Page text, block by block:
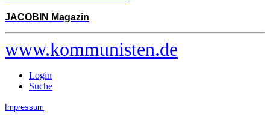
JACOBIN Magazin
www.kommunisten.de
Login
Suche
Impressum